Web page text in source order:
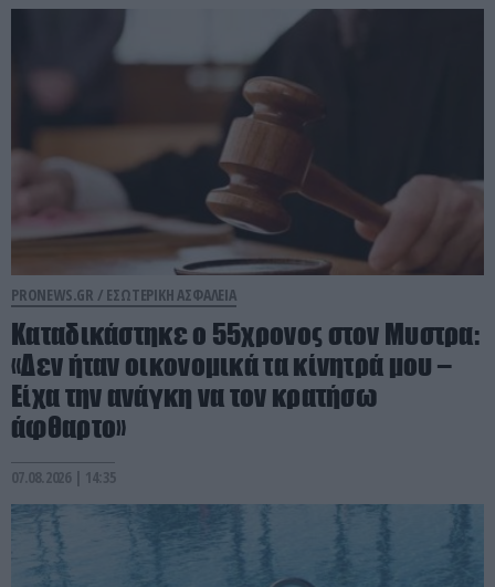
PRONEWS.GR / ΕΣΩΤΕΡΙΚΗ ΑΣΦΑΛΕΙΑ
Καταδικάστηκε ο 55χρονος στον Μυστρα:
«Δεν ήταν οικονομικά τα κίνητρά μου –
Είχα την ανάγκη να τον κρατήσω
άφθαρτο»
07.08.2026 | 14:35